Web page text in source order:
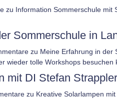
zu Information Sommerschule
Sommerschule in
zu Meine Erfahrung in der
mit DI Stefan
zu Kreative Solarlampen